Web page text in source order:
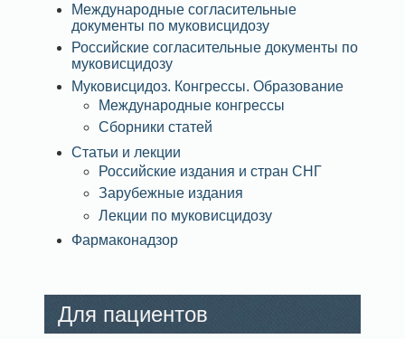
Международные согласительные
документы по муковисцидозу
Российские согласительные документы по
муковисцидозу
Муковисцидоз. Конгрессы. Образование
Международные конгрессы
Сборники статей
Статьи и лекции
Российские издания и стран СНГ
Зарубежные издания
Лекции по муковисцидозу
Фармаконадзор
Для пациентов